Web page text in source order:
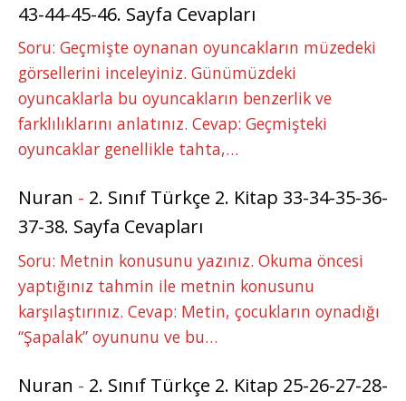
43-44-45-46. Sayfa Cevapları
Soru: Geçmişte oynanan oyuncakların müzedeki
görsellerini inceleyiniz. Günümüzdeki
oyuncaklarla bu oyuncakların benzerlik ve
farklılıklarını anlatınız. Cevap: Geçmişteki
oyuncaklar genellikle tahta,…
Nuran - 2. Sınıf Türkçe 2. Kitap 33-34-35-36-
37-38. Sayfa Cevapları
Soru: Metnin konusunu yazınız. Okuma öncesi
yaptığınız tahmin ile metnin konusunu
karşılaştırınız. Cevap: Metin, çocukların oynadığı
“Şapalak” oyununu ve bu…
Nuran - 2. Sınıf Türkçe 2. Kitap 25-26-27-28-